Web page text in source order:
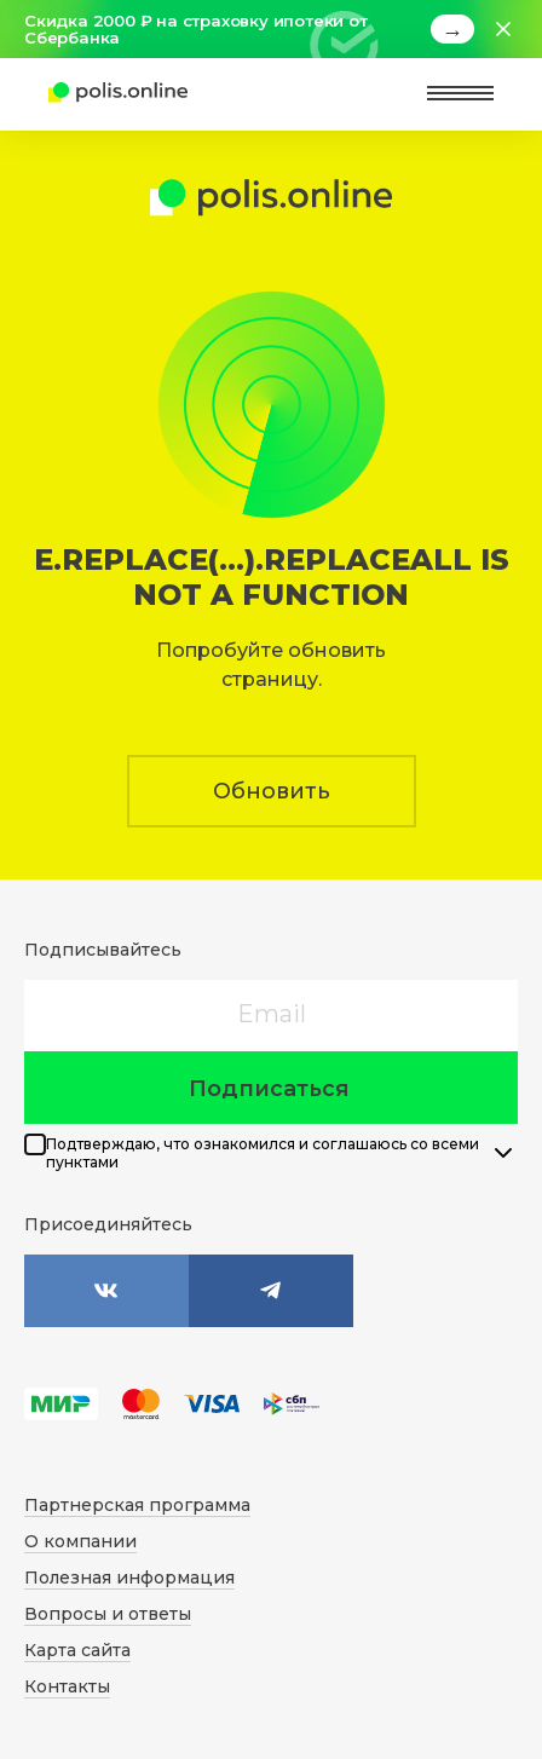
Скидка 2000 ₽ на страховку ипотеки от
Сбербанка
→
E.REPLACE(...).REPLACEALL IS
NOT A FUNCTION
Попробуйте обновить
страницу.
Обновить
Подписывайтесь
Подписаться
Подтверждаю, что ознакомился и соглашаюсь со всеми
пунктами
Присоединяйтесь
Партнерская программа
О компании
Полезная информация
Вопросы и ответы
Карта сайта
Контакты